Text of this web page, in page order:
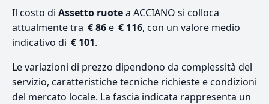
Il costo di Assetto ruotea ACCIANO si colloca
attualmente tra € 86e € 116, con un valore medio
indicativo di € 101.
Le variazioni di prezzo dipendono da complessità del
servizio, caratteristiche tecniche richieste e condizioni
del mercato locale. La fascia indicata rappresenta un